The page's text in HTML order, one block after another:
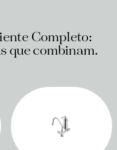
Completo:
que combinam.